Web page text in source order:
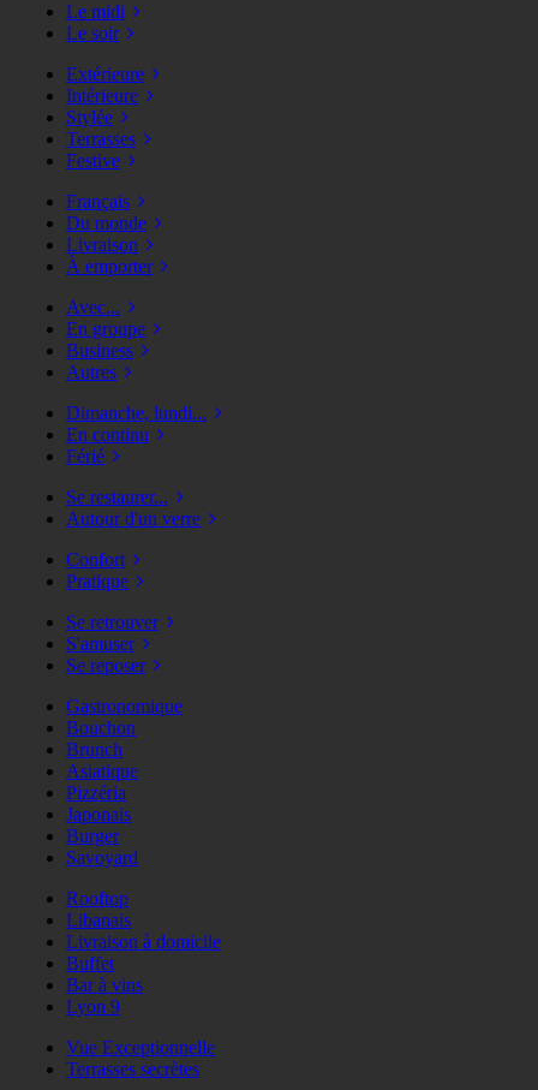
Le midi
Le soir
Extérieure
Intérieure
Stylée
Terrasses
Festive
Français
Du monde
Livraison
À emporter
Avec...
En groupe
Business
Autres
Dimanche, lundi...
En continu
Férié
Se restaurer...
Autour d'un verre
Confort
Pratique
Se retrouver
S'amuser
Se reposer
Gastronomique
Bouchon
Brunch
Asiatique
Pizzéria
Japonais
Burger
Savoyard
Rooftop
Libanais
Livraison à domicile
Buffet
Bar à vins
Lyon 9
Vue Exceptionnelle
Terrasses secrètes